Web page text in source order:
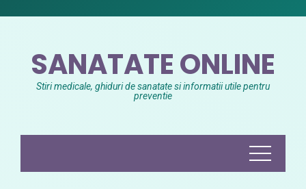
SANATATE ONLINE
Stiri medicale, ghiduri de sanatate si informatii utile pentru
preventie